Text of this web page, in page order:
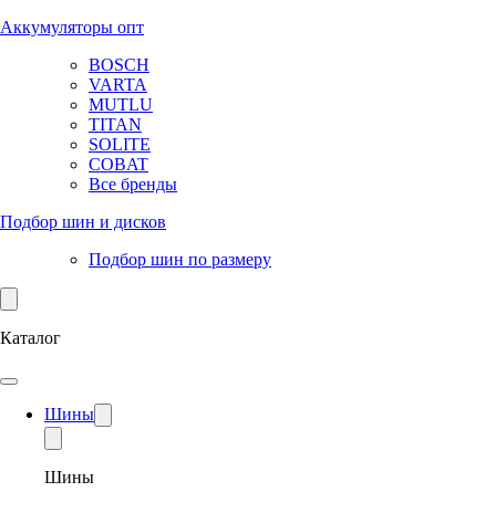
Аккумуляторы опт
BOSCH
VARTA
MUTLU
TITAN
SOLITE
COBAT
Все бренды
Подбор шин и дисков
Подбор шин по размеру
Каталог
Шины
Шины